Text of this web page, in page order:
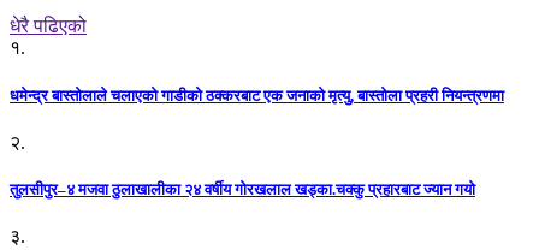
धेरै पढिएको
१.
धमेन्द्र बास्तोलाले चलाएको गाडीको ठक्करबाट एक जनाको मृत्यु, बास्तोला प्रहरी नियन्त्रणमा
२.
तुलसीपुर–४ मजवा ठुलाखालीका २४ वर्षीय गोरखलाल खड्का.चक्कु प्रहारबाट ज्यान गयो
३.